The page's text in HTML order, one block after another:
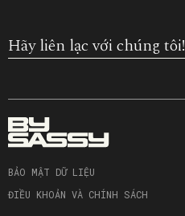
Hãy liên lạc với chúng tôi!
BẢO MẬT DỮ LIỆU
ĐIỀU KHOẢN VÀ CHÍNH SÁCH